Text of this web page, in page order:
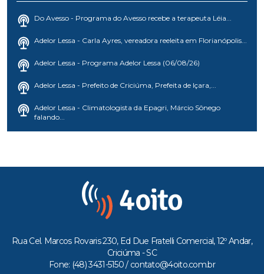
Do Avesso - Programa do Avesso recebe a terapeuta Léia...
Adelor Lessa - Carla Ayres, vereadora reeleita em Florianópolis...
Adelor Lessa - Programa Adelor Lessa (06/08/26)
Adelor Lessa - Prefeito de Criciúma, Prefeita de Içara,...
Adelor Lessa - Climatologista da Epagri, Márcio Sônego
falando...
Rua Cel. Marcos Rovaris 230, Ed Due Fratelli Comercial, 12º Andar,
Criciúma - SC
Fone: (48) 3431-5150 / contato@4oito.com.br